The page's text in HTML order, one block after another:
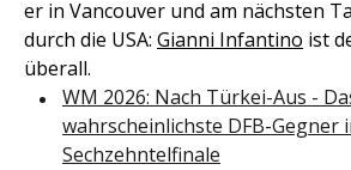
er in Vancouver und am nächsten
durch die USA: Gianni Infantino ist
überall.
WM 2026: Nach Türkei-Aus -
wahrscheinlichste DFB-Gegner
Sechzehntelfinale